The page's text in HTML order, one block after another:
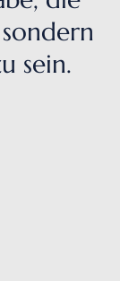
sein.